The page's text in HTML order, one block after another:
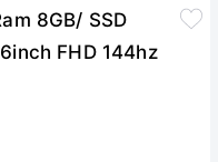
8GB/ SSD
FHD 144hz